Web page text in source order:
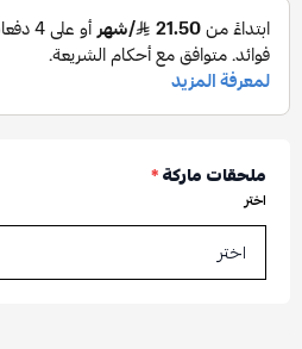
ملحقات ماركة*
اختر